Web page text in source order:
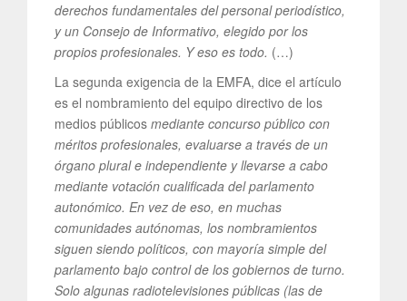
derechos fundamentales del personal periodístico,
y un Consejo de Informativo, elegido por los
propios profesionales. Y eso es todo. (…)
La segunda exigencia de la EMFA, dice el artículo
es el nombramiento del equipo directivo de los
medios públicos mediante concurso público con
méritos profesionales, evaluarse a través de un
órgano plural e independiente y llevarse a cabo
mediante votación cualificada del parlamento
autonómico. En vez de eso, en muchas
comunidades autónomas, los nombramientos
siguen siendo políticos, con mayoría simple del
parlamento bajo control de los gobiernos de turno.
Solo algunas radiotelevisiones públicas (las de